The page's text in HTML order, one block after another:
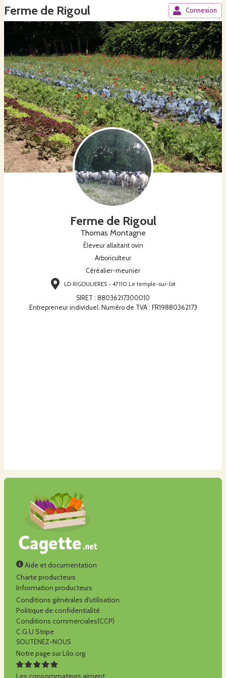
Ferme de Rigoul Connexion
Ferme de Rigoul
Thomas Montagne
Éleveur allaitant ovin
Arboriculteur
Céréalier-meunier
LD RIGOULIERES - 47110 Le temple-sur-lot
SIRET : 88036217300010
Entrepreneur individuel. Numéro de TVA : FR19880362173
Aide et documentation
Charte producteurs
Information producteurs
Conditions générales d'utilisation
Politique de confidentialité
Conditions commerciales(CCP)
C.G.U Stripe
SOUTENEZ-NOUS
Notre page sur Lilo.org
Les consommateurs aiment